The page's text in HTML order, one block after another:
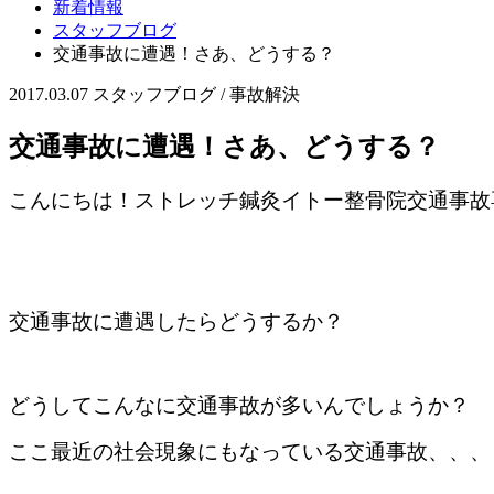
新着情報
スタッフブログ
交通事故に遭遇！さあ、どうする？
2017.03.07 スタッフブログ / 事故解決
交通事故に遭遇！さあ、どうする？
こんにちは！ストレッチ鍼灸イトー整骨院交通事故
交通事故に遭遇したらどうするか？
どうしてこんなに交通事故が多いんでしょうか？
ここ最近の社会現象にもなっている交通事故、、、